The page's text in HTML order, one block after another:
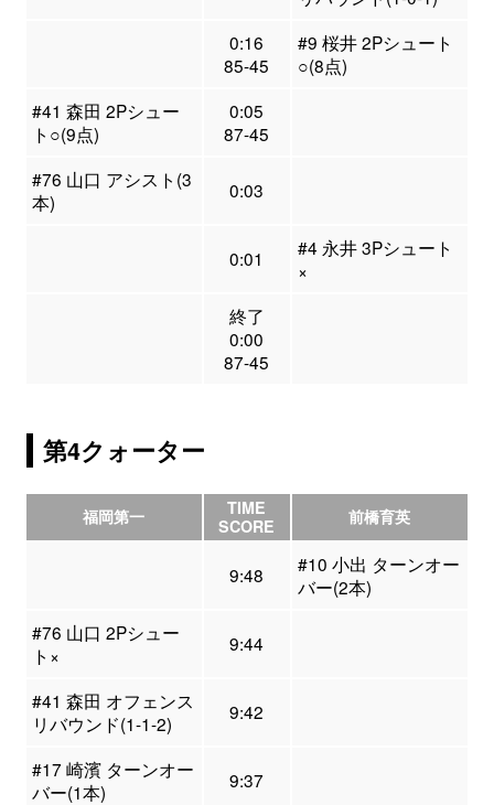
0:16
85-45
#9 桜井 2Pシュート
○(8点)
#41 森田 2Pシュー
ト○(9点)
0:05
87-45
#76 山口 アシスト(3
本)
0:03
0:01
#4 永井 3Pシュート
×
終了
0:00
87-45
第4クォーター
福岡第一
TIME
SCORE
前橋育英
9:48
#10 小出 ターンオー
バー(2本)
#76 山口 2Pシュー
ト×
9:44
#41 森田 オフェンス
リバウンド(1-1-2)
9:42
#17 崎濱 ターンオー
バー(1本)
9:37